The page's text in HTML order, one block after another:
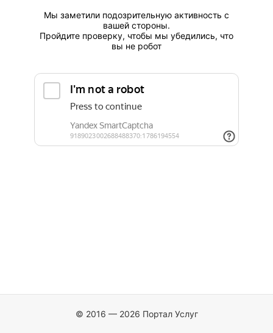
Мы заметили подозрительную активность с
вашей стороны.
Пройдите проверку, чтобы мы убедились, что
вы не робот
© 2016 — 2026 Портал Услуг